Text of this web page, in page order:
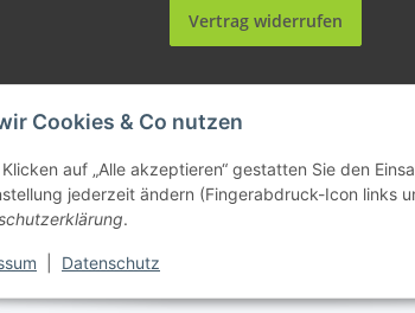
Cookies & Co nutzen
auf „Alle akzeptieren“ gestatten Sie den
jederzeit ändern (Fingerabdruck-Icon links
.
Datenschutz
Vertrag widerrufen
© Allemesser.de | Marena GmbH i.L.